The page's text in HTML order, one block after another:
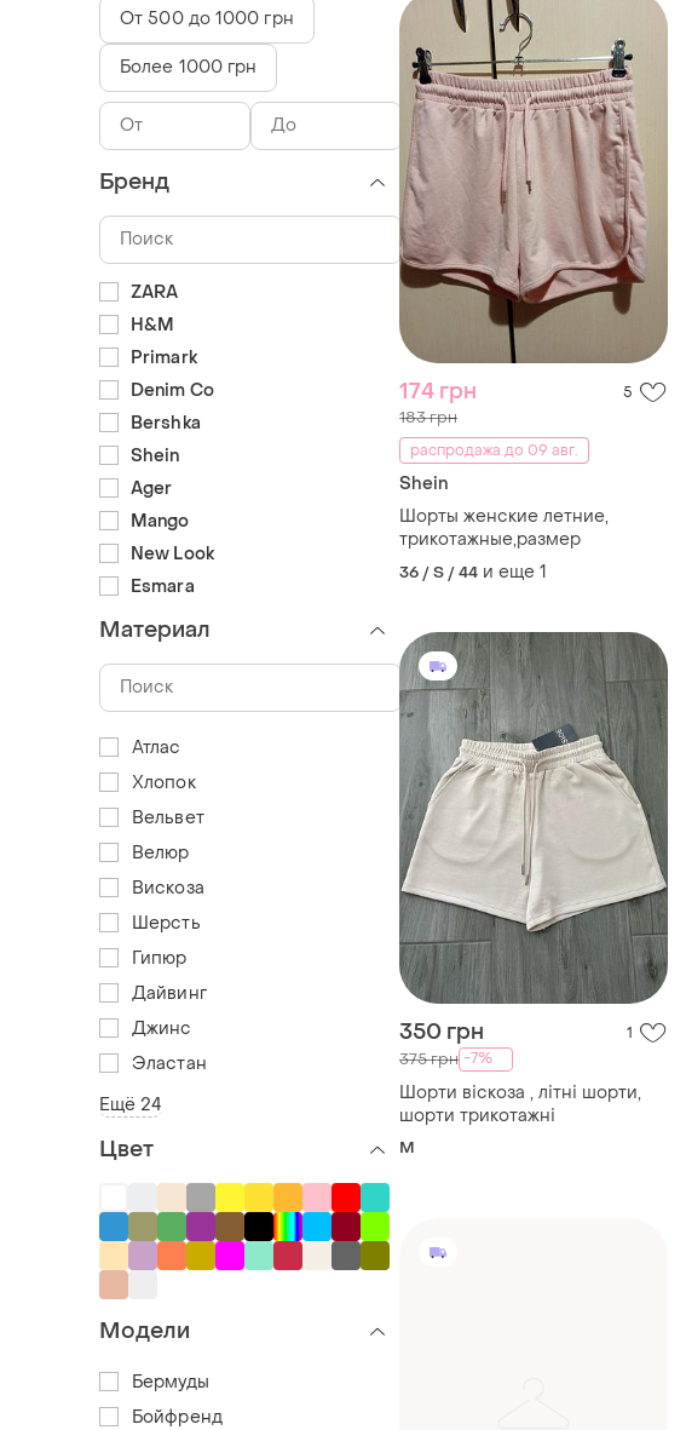
174 грн 5
183 грн
распродажа до 09 авг.
Shein
Шорты женские летние,
трикотажные,размер
36 / S / 44 и еще 1
350 грн 1
375 грн -7%
Шорти віскоза , літні шорти,
шорти трикотажні
M
От 500 до 1000 грн
Более 1000 грн
Бренд
ZARA
H&M
Primark
Denim Co
Bershka
Shein
Ager
Mango
New Look
Esmara
Материал
Атлас
Хлопок
Вельвет
Велюр
Вискоза
Шерсть
Гипюр
Дайвинг
Джинс
Эластан
Ещё 24
Цвет
Модели
Бермуды
Бойфренд